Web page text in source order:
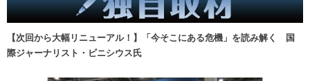
【次回から大幅リニューアル！】「今そこにある危機」を読み解く 国
際ジャーナリスト・ビニシウス氏